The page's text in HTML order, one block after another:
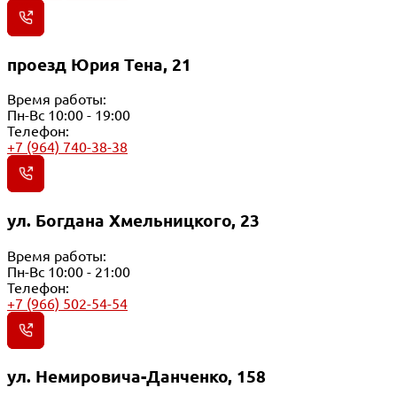
проезд Юрия Тена, 21
Время работы:
Пн-Вс 10:00 - 19:00
Телефон:
+7 (964) 740-38-38
ул. Богдана Хмельницкого, 23
Время работы:
Пн-Вс 10:00 - 21:00
Телефон:
+7 (966) 502-54-54
ул. Немировича-Данченко, 158